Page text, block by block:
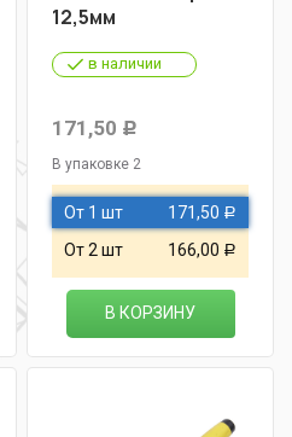
12,5мм
в наличии
171,50 Р
В упаковке 2
От 1 шт 171,50 Р
От 2 шт 166,00 Р
В КОРЗИНУ